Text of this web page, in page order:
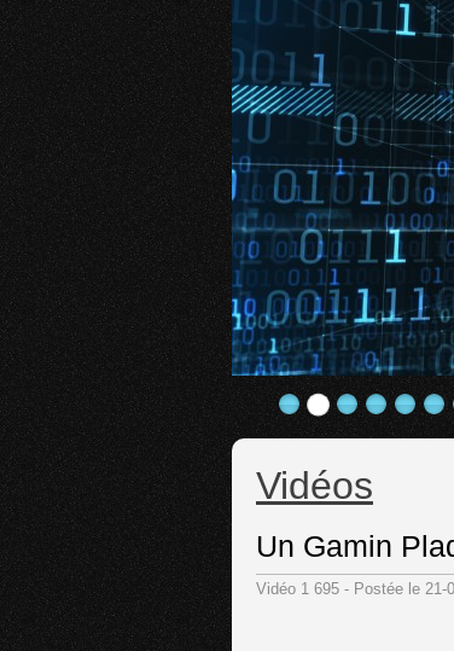
Vidéos
Un Gamin
Vidéo 1 695 - Postée le 21-